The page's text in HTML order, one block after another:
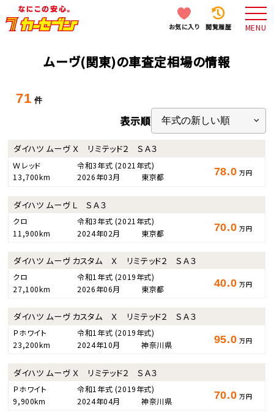
お気に入り 閲覧履歴 MENU
ムーヴ(関東)の車査定相場の情報
71 件
表示順
ダイハツ ムーヴ Ｘ リミテッド２ ＳＡ３
Ｗレッド 令和3年式 (2021年式)
13,700km
2026年03月 東京都 78.0 万円
ダイハツ ムーヴ Ｌ ＳＡ３
クロ 令和3年式 (2021年式)
11,900km
2024年02月 東京都 70.0 万円
ダイハツ ムーヴ カスタム Ｘ リミテッド２ ＳＡ３
クロ 令和1年式 (2019年式)
27,100km
2026年06月 東京都 40.0 万円
ダイハツ ムーヴ カスタム Ｘ リミテッド２ ＳＡ３
Ｐホワイト 令和1年式 (2019年式)
23,200km
2024年10月 神奈川県 95.0 万円
ダイハツ ムーヴ Ｘ リミテッド２ ＳＡ３
Ｐホワイト 令和1年式 (2019年式)
9,900km
2024年04月 神奈川県 70.0 万円